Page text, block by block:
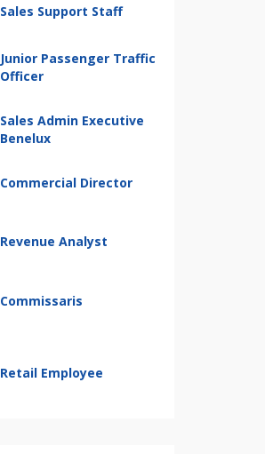
Sales Support Staff
Junior Passenger Traffic
Officer
Sales Admin Executive
Benelux
Commercial Director
Revenue Analyst
Commissaris
Retail Employee